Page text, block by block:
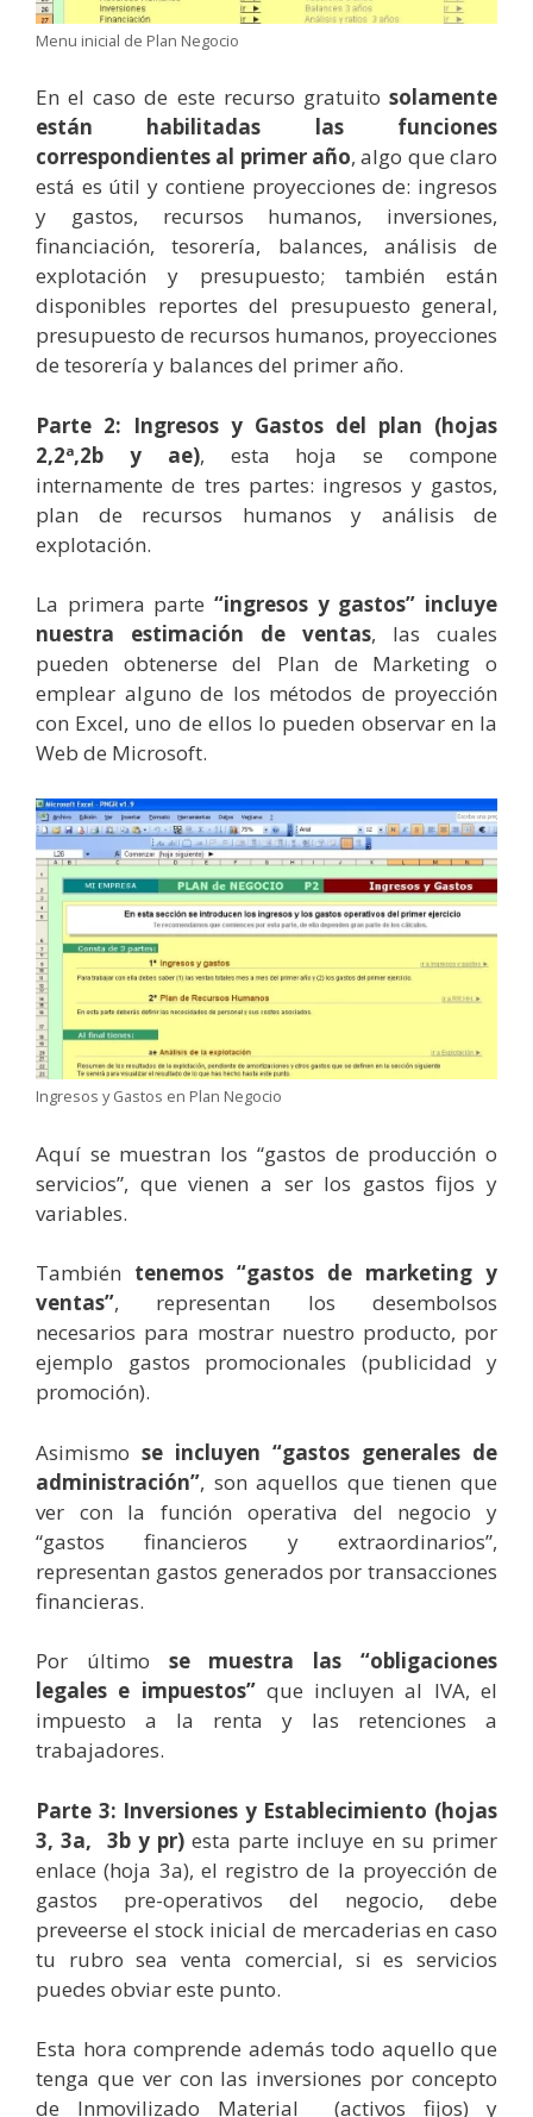
Menu inicial de Plan Negocio
En el caso de este recurso gratuito solamente
están habilitadas las funciones
correspondientes al primer año, algo que claro
está es útil y contiene proyecciones de: ingresos
y gastos, recursos humanos, inversiones,
financiación, tesorería, balances, análisis de
explotación y presupuesto; también están
disponibles reportes del presupuesto general,
presupuesto de recursos humanos, proyecciones
de tesorería y balances del primer año.
Parte 2: Ingresos y Gastos del plan (hojas
2,2ª,2b y ae), esta hoja se compone
internamente de tres partes: ingresos y gastos,
plan de recursos humanos y análisis de
explotación.
La primera parte “ingresos y gastos” incluye
nuestra estimación de ventas, las cuales
pueden obtenerse del Plan de Marketing o
emplear alguno de los métodos de proyección
con Excel, uno de ellos lo pueden observar en la
Web de Microsoft.
Ingresos y Gastos en Plan Negocio
Aquí se muestran los “gastos de producción o
servicios”, que vienen a ser los gastos fijos y
variables.
También tenemos “gastos de marketing y
ventas”, representan los desembolsos
necesarios para mostrar nuestro producto, por
ejemplo gastos promocionales (publicidad y
promoción).
Asimismo se incluyen “gastos generales de
administración”, son aquellos que tienen que
ver con la función operativa del negocio y
“gastos financieros y extraordinarios”,
representan gastos generados por transacciones
financieras.
Por último se muestra las “obligaciones
legales e impuestos”que incluyen al IVA, el
impuesto a la renta y las retenciones a
trabajadores.
Parte 3: Inversiones y Establecimiento (hojas
3, 3a, 3b y pr)esta parte incluye en su primer
enlace (hoja 3a), el registro de la proyección de
gastos pre-operativos del negocio, debe
preveerse el stock inicial de mercaderias en caso
tu rubro sea venta comercial, si es servicios
puedes obviar este punto.
Esta hora comprende además todo aquello que
tenga que ver con las inversiones por concepto
de Inmovilizado Material (activos fijos) y